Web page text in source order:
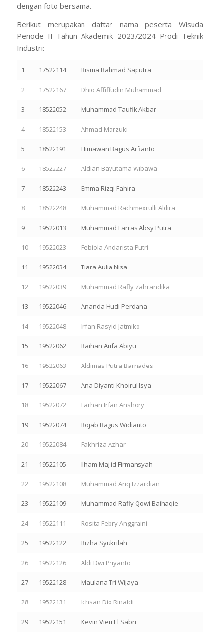
dengan foto bersama.
Berikut merupakan daftar nama peserta Wisuda
Periode II Tahun Akademik 2023/2024 Prodi Teknik
Industri:
1 17522114 Bisma Rahmad Saputra
2 17522167 Dhio Affiffudin Muhammad
3 18522052 Muhammad Taufik Akbar
4 18522153 Ahmad Marzuki
5 18522191 Himawan Bagus Arfianto
6 18522227 Aldian Bayutama Wibawa
7 18522243 Emma Rizqi Fahira
8 18522248 Muhammad Rachmexrulli Aldira
9 19522013 Muhammad Farras Absy Putra
10 19522023 Febiola Andarista Putri
11 19522034 Tiara Aulia Nisa
12 19522039 Muhammad Rafly Zahrandika
13 19522046 Ananda Hudi Perdana
14 19522048 Irfan Rasyid Jatmiko
15 19522062 Raihan Aufa Abiyu
16 19522063 Aldimas Putra Barnades
17 19522067 Ana Diyanti Khoirul Isya'
18 19522072 Farhan Irfan Anshory
19 19522074 Rojab Bagus Widianto
20 19522084 Fakhriza Azhar
21 19522105 Ilham Majiid Firmansyah
22 19522108 Muhammad Ariq Izzardian
23 19522109 Muhammad Rafly Qowi Baihaqie
24 19522111 Rosita Febry Anggraini
25 19522122 Rizha Syukrilah
26 19522126 Aldi Dwi Priyanto
27 19522128 Maulana Tri Wijaya
28 19522131 Ichsan Dio Rinaldi
29 19522151 Kevin Vieri El Sabri